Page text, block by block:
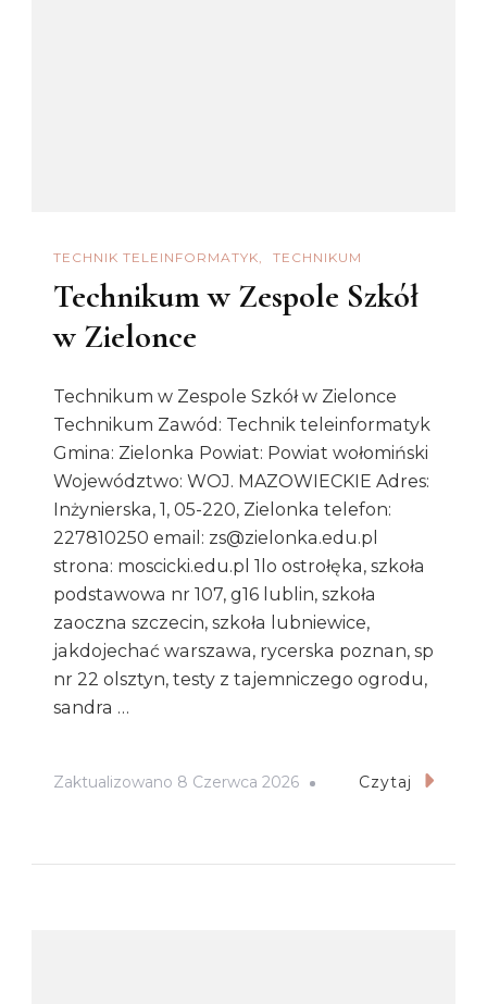
TECHNIK TELEINFORMATYK TECHNIKUM
Technikum w Zespole Szkół
w Zielonce
Technikum w Zespole Szkół w Zielonce
Technikum Zawód: Technik teleinformatyk
Gmina: Zielonka Powiat: Powiat wołomiński
Województwo: WOJ. MAZOWIECKIE Adres:
Inżynierska, 1, 05-220, Zielonka telefon:
227810250 email: zs@zielonka.edu.pl
strona: moscicki.edu.pl 1lo ostrołęka, szkoła
podstawowa nr 107, g16 lublin, szkoła
zaoczna szczecin, szkoła lubniewice,
jakdojechać warszawa, rycerska poznan, sp
nr 22 olsztyn, testy z tajemniczego ogrodu,
sandra …
Zaktualizowano 8 Czerwca 2026 Czytaj